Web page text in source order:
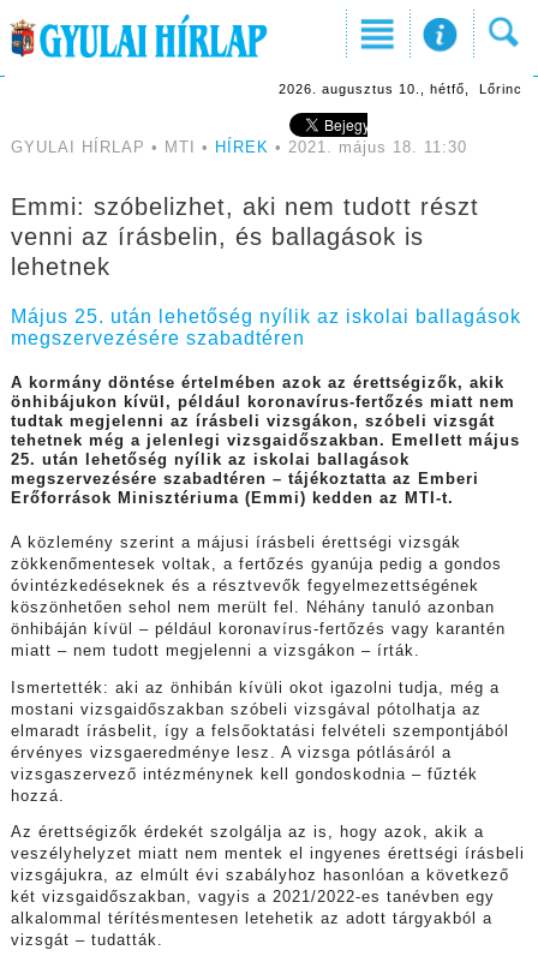
2026. augusztus 10., hétfő, Lőrinc
GYULAI HÍRLAP • MTI • HÍREK • 2021. május 18. 11:30
Emmi: szóbelizhet, aki nem tudott részt
venni az írásbelin, és ballagások is
lehetnek
Május 25. után lehetőség nyílik az iskolai ballagások
megszervezésére szabadtéren
A kormány döntése értelmében azok az érettségizők, akik
önhibájukon kívül, például koronavírus-fertőzés miatt nem
tudtak megjelenni az írásbeli vizsgákon, szóbeli vizsgát
tehetnek még a jelenlegi vizsgaidőszakban. Emellett május
25. után lehetőség nyílik az iskolai ballagások
megszervezésére szabadtéren – tájékoztatta az Emberi
Erőforrások Minisztériuma (Emmi) kedden az MTI-t.
A közlemény szerint a májusi írásbeli érettségi vizsgák
zökkenőmentesek voltak, a fertőzés gyanúja pedig a gondos
óvintézkedéseknek és a résztvevők fegyelmezettségének
köszönhetően sehol nem merült fel. Néhány tanuló azonban
önhibáján kívül – például koronavírus-fertőzés vagy karantén
miatt – nem tudott megjelenni a vizsgákon – írták.
Ismertették: aki az önhibán kívüli okot igazolni tudja, még a
mostani vizsgaidőszakban szóbeli vizsgával pótolhatja az
elmaradt írásbelit, így a felsőoktatási felvételi szempontjából
érvényes vizsgaeredménye lesz. A vizsga pótlásáról a
vizsgaszervező intézménynek kell gondoskodnia – fűzték
hozzá.
Az érettségizők érdekét szolgálja az is, hogy azok, akik a
veszélyhelyzet miatt nem mentek el ingyenes érettségi írásbeli
vizsgájukra, az elmúlt évi szabályhoz hasonlóan a következő
két vizsgaidőszakban, vagyis a 2021/2022-es tanévben egy
alkalommal térítésmentesen letehetik az adott tárgyakból a
vizsgát – tudatták.